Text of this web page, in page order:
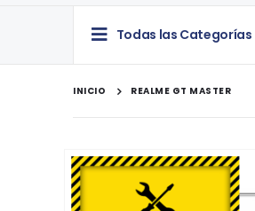
Todas las Categorías
INICIO REALME GT MASTER
Saltar
al
final